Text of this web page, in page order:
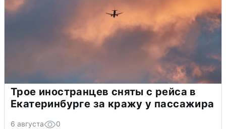
Трое иностранцев сняты с рейса в
Екатеринбурге за кражу у пассажира
6 августа 0